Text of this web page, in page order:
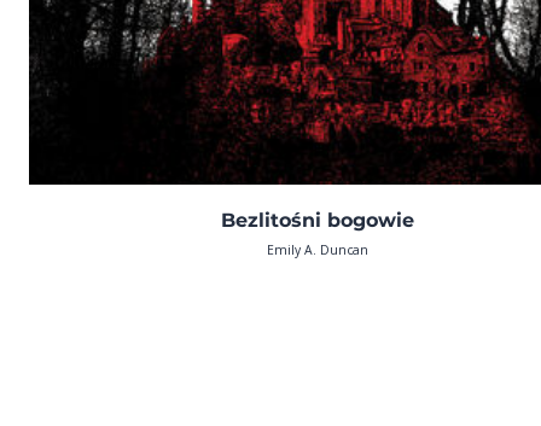
Bezlitośni bogowie
Emily A. Duncan